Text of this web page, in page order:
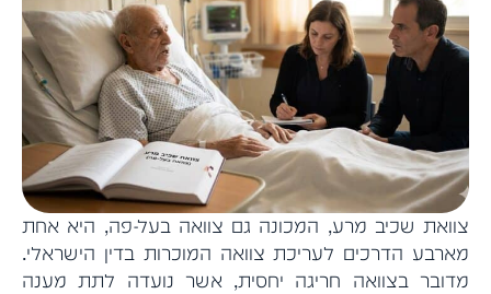
צוואת שכיב מרע, המכונה גם צוואה בעל-פה, היא אחת
מארבע הדרכים לעריכת צוואה המוכרות בדין הישראלי.
מדובר בצוואה חריגה יחסית, אשר נועדה לתת מענה